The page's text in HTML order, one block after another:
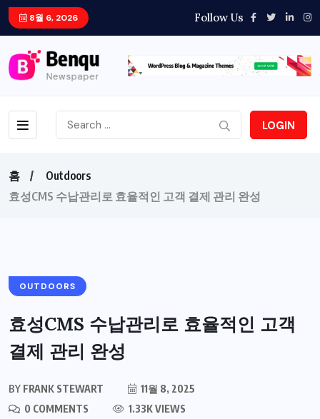
8월 6, 2026 Follow Us
LOGIN
홈
Outdoors
효성CMS 수납관리로 효율적인 고객 결제 관리 완성
OUTDOORS
효성CMS 수납관리로 효율적인 고객
결제 관리 완성
BY FRANK STEWART
11월 8, 2025
0 COMMENTS
1.33K VIEWS